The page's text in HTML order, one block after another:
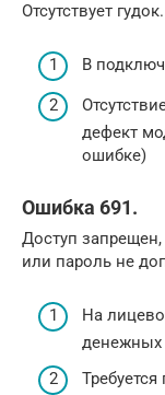
Отсутствует гудок.
В
дефект
ошибке)
Ошибка 691.
Доступ
или пароль не
На
денежных